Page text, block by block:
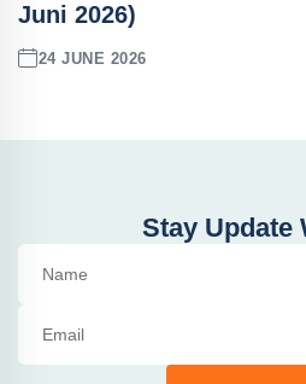
Juni 2026)
24 JUNE 2026
Stay Update